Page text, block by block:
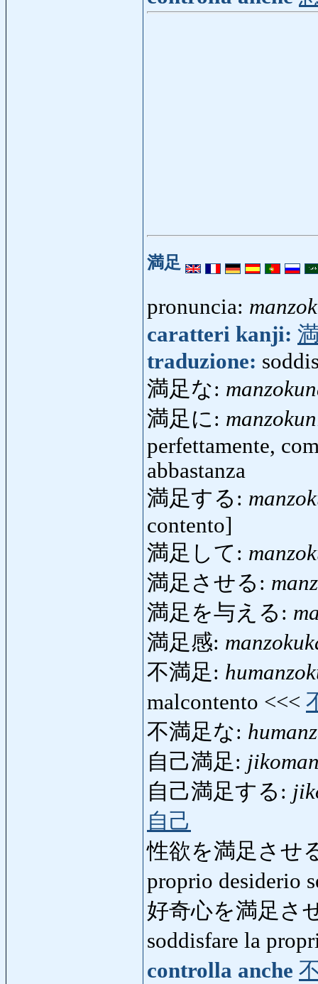
満足
pronuncia:
caratteri kanji:
traduzione:
満足な:
満足に:
perfettamente,
abbastanza
満足する:
contento]
満足して:
満足させる:
満足を与える:
満足感:
不満足:
malcontento <<<
不満足な:
自己満足:
自己満足する:
自己
性欲を満足させ
proprio desiderio
好奇心を満足さ
soddisfare la
controlla anche